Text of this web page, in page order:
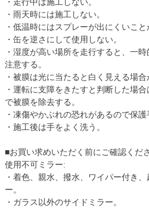
・走行中は施工しない。
・雨天時には施工しない。
・低温時にはスプレーが出にくいこと
・缶を逆さにして使用しない。
・湿度が高い場所を走行すると、一
注意する。
・被膜は光に当たると白く見える場合
・運転に支障をきたすと判断した場
で被膜を除去する。
・凍傷やかぶれの恐れがあるので保護
・施工後は手をよく洗う。
■お買い求めいただく前にご確認くだ
使用不可ミラー:
・着色、親水、撥水、ワイパー付き
ー。
・ガラス以外のサイドミラー。